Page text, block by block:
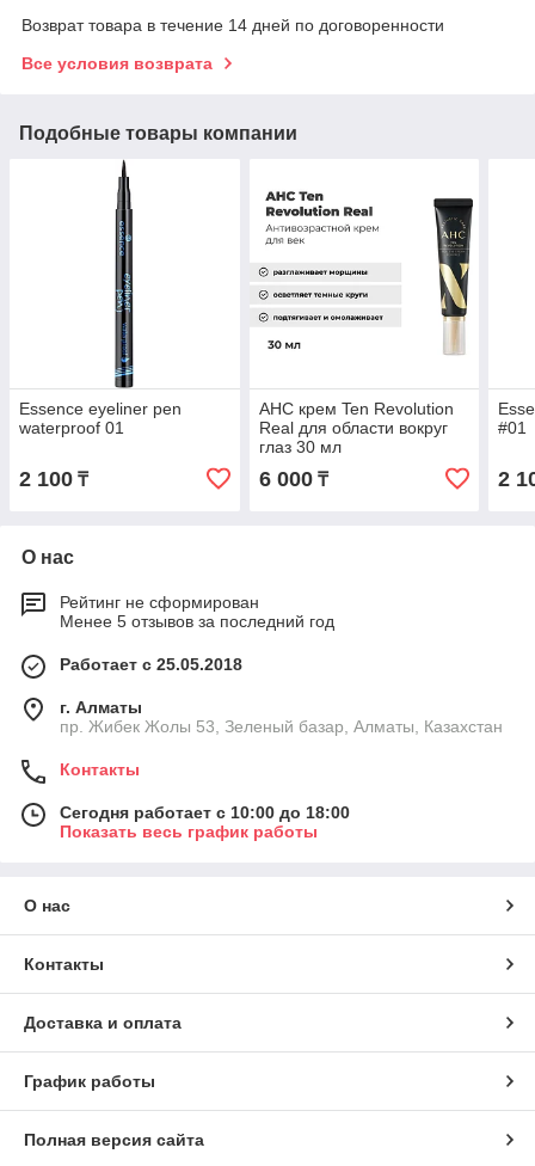
Возврат товара в течение 14 дней по договоренности
Все условия возврата
Подобные товары компании
Essence eyeliner pen
waterproof 01
2 100 ₸
AHC крем Ten Revolution
Real для области вокруг
глаз 30 мл
6 000₸
#01
2
О нас
Рейтинг не сформирован
Менее 5 отзывов за последний год
Работает с 25.05.2018
г. Алматы
пр. Жибек Жолы 53, Зеленый базар, Алматы, Казахстан
Контакты
Сегодня работает с 10:00 до 18:00
Показать весь график работы
О нас
Контакты
Доставка и оплата
График работы
Полная версия сайта